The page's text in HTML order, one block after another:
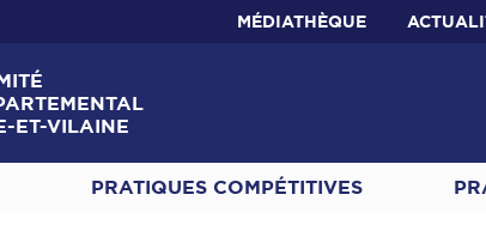
MÉDIATHÈQUE
ET-VILAINE
PRATIQUES COMPÉTITIVES